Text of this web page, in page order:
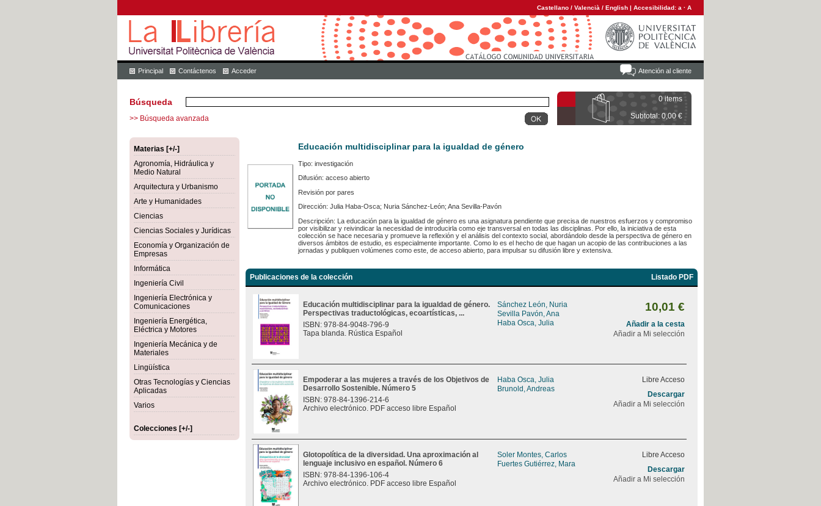
Castellano / Valencià / English | Accesibilidad: a · A
Atención al cliente
Principal Contáctenos Acceder
0 items
Subtotal: 0,00 €
Búsqueda
>> Búsqueda avanzada
Materias [+/-]
Agronomía, Hidráulica y
Medio Natural
Arquitectura y Urbanismo
Arte y Humanidades
Ciencias
Ciencias Sociales y Jurídicas
Economía y Organización de
Empresas
Informática
Ingeniería Civil
Ingeniería Electrónica y
Comunicaciones
Ingeniería Energética,
Eléctrica y Motores
Ingeniería Mecánica y de
Materiales
Lingüística
Otras Tecnologías y Ciencias
Aplicadas
Varios
Colecciones [+/-]
Educación multidisciplinar para la igualdad de género
Tipo: investigación
Difusión: acceso abierto
Revisión por pares
Dirección: Julia Haba-Osca; Nuria Sánchez-León; Ana Sevilla-Pavón
Descripción: La educación para la igualdad de género es una asignatura pendiente que precisa de nuestros esfuerzos y compromiso
por visibilizar y reivindicar la necesidad de introducirla como eje transversal en todas las disciplinas. Por ello, la iniciativa de esta
colección se hace necesaria y promueve la reflexión y el análisis del contexto social, abordándolo desde la perspectiva de género en
diversos ámbitos de estudio, es especialmente importante. Como lo es el hecho de que hagan un acopio de las contribuciones a las
jornadas y publiquen volúmenes como este, de acceso abierto, para impulsar su difusión libre y extensiva.
Publicaciones de la colección Listado PDF
Educación multidisciplinar para la igualdad de género.
Perspectivas traductológicas, ecoartísticas, ...
ISBN: 978-84-9048-796-9
Tapa blanda. Rústica Español
Sánchez León, Nuria
Sevilla Pavón, Ana
Haba Osca, Julia
10,01 €
Añadir a la cesta
Añadir a Mi selección
Empoderar a las mujeres a través de los Objetivos de
Desarrollo Sostenible. Número 5
ISBN: 978-84-1396-214-6
Archivo electrónico. PDF acceso libre Español
Haba Osca, Julia
Brunold, Andreas
Libre Acceso
Descargar
Añadir a Mi selección
Glotopolítica de la diversidad. Una aproximación al
lenguaje inclusivo en español. Número 6
ISBN: 978-84-1396-106-4
Archivo electrónico. PDF acceso libre Español
Soler Montes, Carlos
Fuertes Gutiérrez, Mara
Libre Acceso
Descargar
Añadir a Mi selección